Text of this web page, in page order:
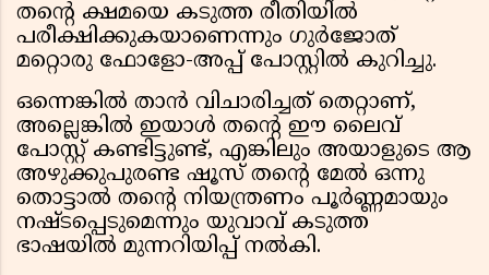
തൻ്റെ ക്ഷമയെ കടുത്ത രീതിയിൽ
പരീക്ഷിക്കുകയാണെന്നും ഗുർജോത്
മറ്റൊരു ഫോളോ-അപ്പ് പോസ്റ്റിൽ കുറിച്ചു.
ഒന്നെങ്കിൽ താൻ വിചാരിച്ചത് തെറ്റാണ്,
അല്ലെങ്കിൽ ഇയാൾ തൻ്റെ ഈ ലൈവ്
പോസ്റ്റ് കണ്ടിട്ടുണ്ട്, എങ്കിലും അയാളുടെ ആ
അഴുക്കുപുരണ്ട ഷൂസ് തൻ്റെ മേൽ ഒന്നു
തൊട്ടാൽ തൻ്റെ നിയന്ത്രണം പൂർണ്ണമായും
നഷ്ടപ്പെടുമെന്നും യുവാവ് കടുത്ത
ഭാഷയിൽ മുന്നറിയിപ്പ് നൽകി.